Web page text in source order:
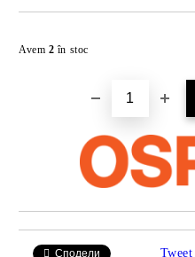
Avem 2 în stoc
Сподели Tweet